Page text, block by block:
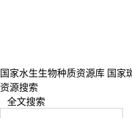
国家水生生物种质资源库 国家
资源搜索
全文搜索